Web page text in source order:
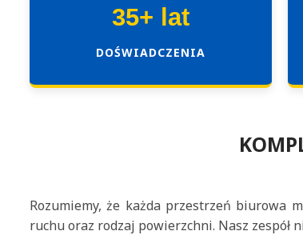
35+ lat
DOŚWIADCZENIA
Rozumiemy, że każda przestrzeń biurowa
ruchu oraz rodzaj powierzchni. Nasz zespół